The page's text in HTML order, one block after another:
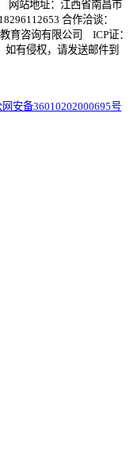
网站地址：江西省南昌市
合作洽谈：
育咨询有限公司 ICP证：
有侵权，请发送邮件到
安备36010202000695号